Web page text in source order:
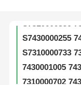
Fatory Tour
Controllo di